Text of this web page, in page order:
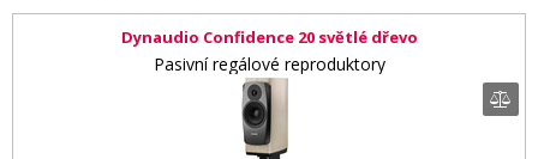
Dynaudio Confidence 20 světlé dřevo
Pasivní regálové reproduktory